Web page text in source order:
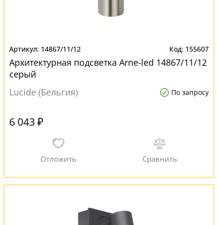
14867/11/12 155607
Архитектурная подсветка Arne-led 14867/11/12
серый
Lucide (Бельгия)
По запросу
6 043 ₽